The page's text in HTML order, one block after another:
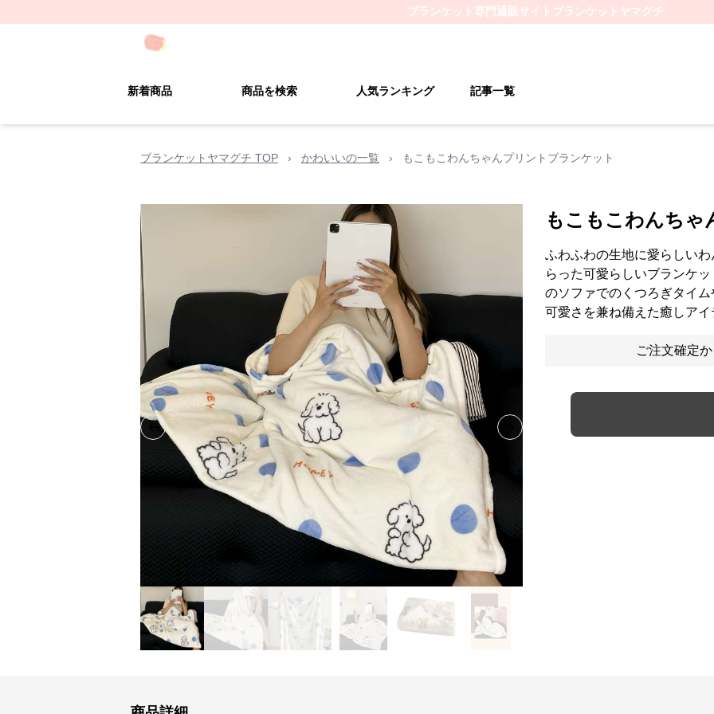
ブランケット 専門通販サイト ブランケットヤマグチ
新着商品 商品を検索 人気ランキング 記事一覧
ブランケットヤマグチ TOP › かわいいの一覧 › もこもこわんちゃんプリントブランケット
Previous slide Next slide
もこもこわんちゃ
ふわふわの生地に愛らしい
らった可愛らしいブランケ
のソファでのくつろぎタイ
可愛さを兼ね備えた癒しア
ご注文確定